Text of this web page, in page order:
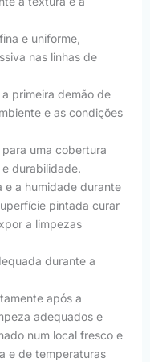
e uniforme,
nas linhas de
primeira demão de
e as condições
uma cobertura
durabilidade.
e a humidade durante
pintada curar
a limpezas
durante a
após a
adequados e
num local fresco e
e de temperaturas